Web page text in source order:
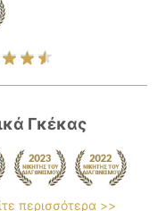
Γκέκας
περισσότερα >>